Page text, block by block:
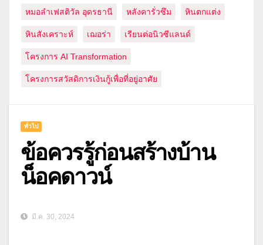
หมอลำเฟสติวัล อุดรธานี หลังคารั่วซึม หินตกแต่ง
หินสังเคราะห์ เฌอร่า เรียนต่อนิวซีแลนด์
โครงการ AI Transformation
โครงการสวัสดิการเงินกู้เพื่อที่อยู่อาศัย
ทั่วไป
ข้อควรรู้ก่อนสร้างบ้าน
น็อคดาวน์
มี.ค. 30, 2024